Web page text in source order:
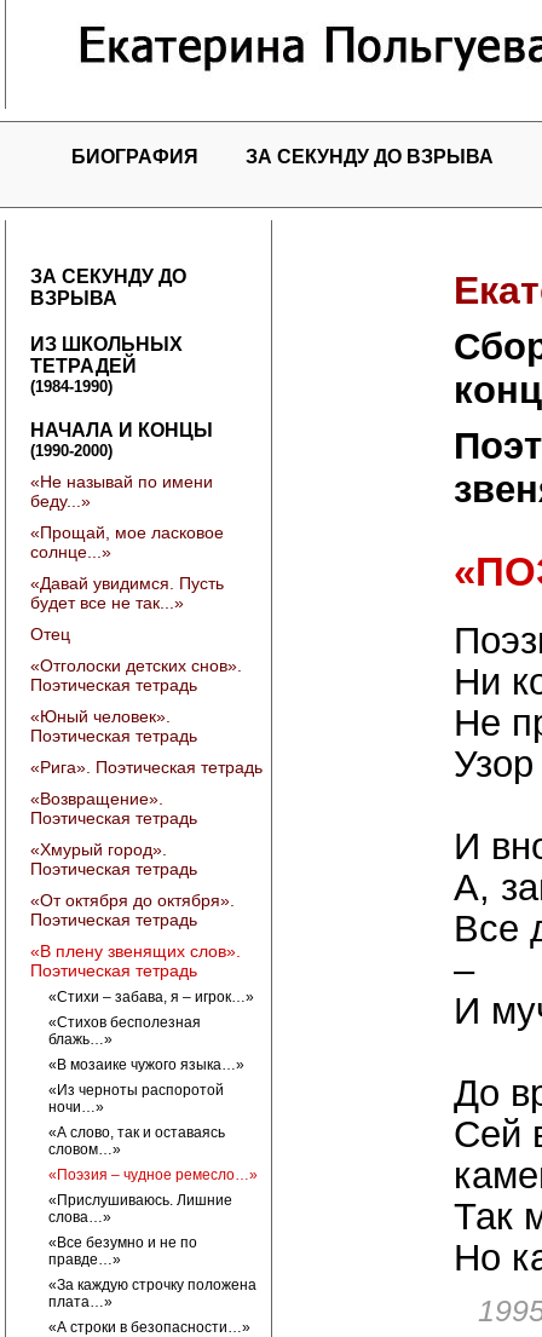
БИОГРАФИЯ ЗА СЕКУНДУ ДО ВЗРЫВА
ЗА СЕКУНДУ ДО
ВЗРЫВА
ИЗ ШКОЛЬНЫХ
ТЕТРАДЕЙ
(1984-1990)
НАЧАЛА И КОНЦЫ
(1990-2000)
«Не называй по имени
беду...»
«Прощай, мое ласковое
солнце...»
«Давай увидимся. Пусть
будет все не так...»
Отец
«Отголоски детских снов».
Поэтическая тетрадь
«Юный человек».
Поэтическая тетрадь
«Рига». Поэтическая тетрадь
«Возвращение».
Поэтическая тетрадь
«Хмурый город».
Поэтическая тетрадь
«От октября до октября».
Поэтическая тетрадь
«В плену звенящих слов».
Поэтическая тетрадь
«Стихи – забава, я – игрок…»
«Стихов бесполезная
блажь…»
«В мозаике чужого языка…»
«Из черноты распоротой
ночи…»
«А слово, так и оставаясь
словом…»
«Поэзия – чудное ремесло…»
«Прислушиваюсь. Лишние
слова…»
«Все безумно и не по
правде…»
«За каждую строчку положена
плата…»
«А строки в безопасности…»
Ни
Не
И
А,
Все
–
И
До
Сей
Так
Но